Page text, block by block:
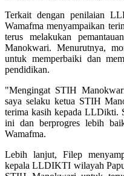
Terkait dengan penilaian
Wamafma menyampaikan
terus melakukan
Manokwari. Menurutnya,
untuk memperbaiki dan
pendidikan.
"Mengingat STIH
saya selaku ketua STIH
terima kasih kepada LLDikti.
ini dan berprogres lebih
Wamafma.
Lebih lanjut, Filep
kepala LLDIKTI wilayah